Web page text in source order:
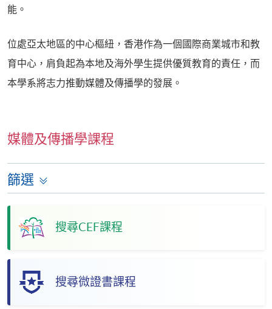
能。
位處亞太地區的中心樞紐，香港作為一個國際商業城市和教
育中心，肩負起為本地及海外學生提供優質教育的責任，而
本學系將志力推動媒體及傳播學的發展。
媒體及傳播學課程
篩選
搜尋CEF課程
搜尋微證書課程